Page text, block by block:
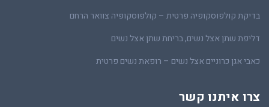
בדיקת קולפוסקופיה פרטית – קולפוסקופיה צוואר הרחם
דליפת שתן אצל נשים, בריחת שתן אצל נשים
כאבי אגן כרוניים אצל נשים – רופאת נשים פרטית
צרו איתנו קשר